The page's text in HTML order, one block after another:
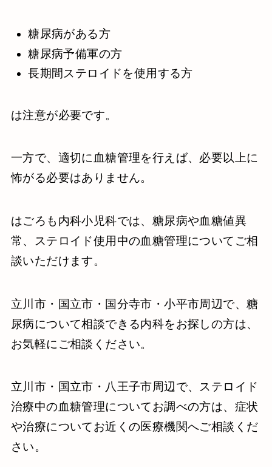
糖尿病がある方
糖尿病予備軍の方
長期間ステロイドを使用する方
は注意が必要です。
一方で、適切に血糖管理を行えば、必要以上に
怖がる必要はありません。
はごろも内科小児科では、糖尿病や血糖値異
常、ステロイド使用中の血糖管理についてご相
談いただけます。
立川市・国立市・国分寺市・小平市周辺で、糖
尿病について相談できる内科をお探しの方は、
お気軽にご相談ください。
立川市・国立市・八王子市周辺で、ステロイド
治療中の血糖管理についてお調べの方は、症状
や治療についてお近くの医療機関へご相談くだ
さい。